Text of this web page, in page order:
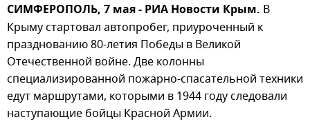
СИМФЕРОПОЛЬ, 7 мая - РИА Новости Крым. В
Крыму стартовал автопробег, приуроченный к
празднованию 80-летия Победы в Великой
Отечественной войне. Две колонны
специализированной пожарно-спасательной техники
едут маршрутами, которыми в 1944 году следовали
наступающие бойцы Красной Армии.